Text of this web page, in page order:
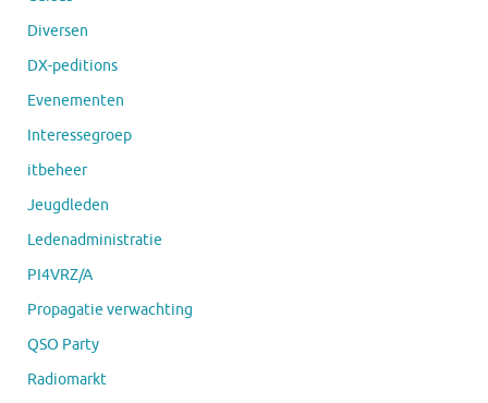
Diversen
DX-peditions
Evenementen
Interessegroep
itbeheer
Jeugdleden
Ledenadministratie
PI4VRZ/A
Propagatie verwachting
QSO Party
Radiomarkt